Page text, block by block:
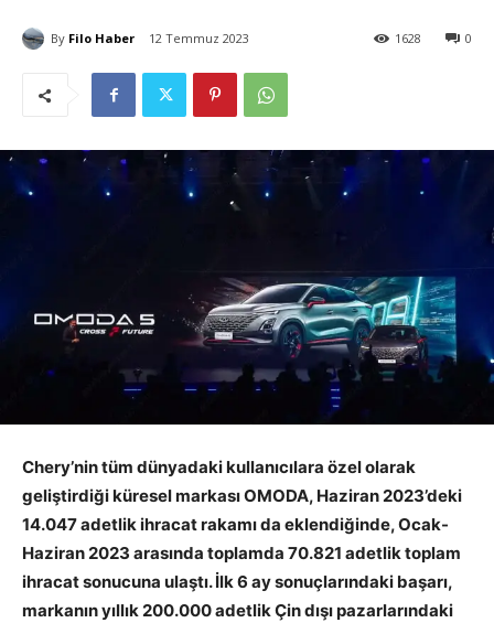
By Filo Haber 12 Temmuz 2023 0
1628
Chery’nin tüm dünyadaki kullanıcılara özel olarak
geliştirdiği küresel markası OMODA, Haziran 2023’deki
14.047 adetlik ihracat rakamı da eklendiğinde, Ocak-
Haziran 2023 arasında toplamda 70.821 adetlik toplam
ihracat sonucuna ulaştı. İlk 6 ay sonuçlarındaki başarı,
markanın yıllık 200.000 adetlik Çin dışı pazarlarındaki